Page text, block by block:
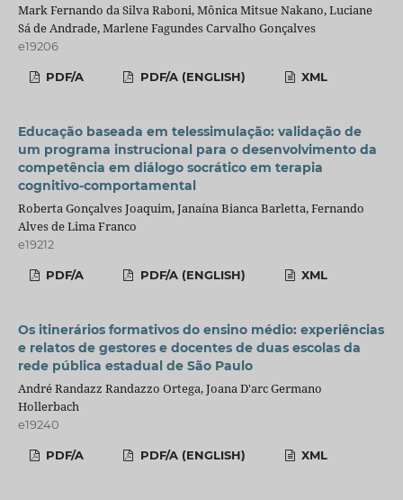
Mark Fernando da Silva Raboni, Mônica Mitsue Nakano, Luciane
Sá de Andrade, Marlene Fagundes Carvalho Gonçalves
e19206
PDF/A PDF/A (ENGLISH) XML
Educação baseada em telessimulação: validação de
um programa instrucional para o desenvolvimento da
competência em diálogo socrático em terapia
cognitivo-comportamental
Roberta Gonçalves Joaquim, Janaína Bianca Barletta, Fernando
Alves de Lima Franco
e19212
PDF/A PDF/A (ENGLISH) XML
Os itinerários formativos do ensino médio: experiências
e relatos de gestores e docentes de duas escolas da
rede pública estadual de São Paulo
André Randazz Randazzo Ortega, Joana D'arc Germano
Hollerbach
e19240
PDF/A PDF/A (ENGLISH) XML